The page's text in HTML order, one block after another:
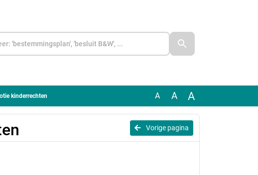
kinderrechten A A A
Vorige pagina